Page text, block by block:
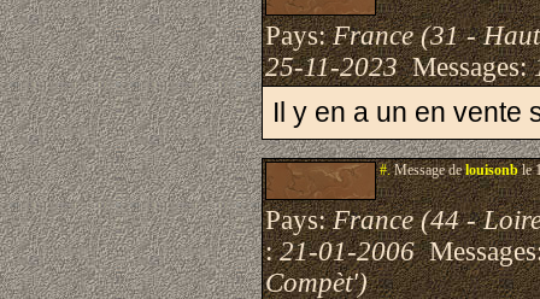
Pays:France (31 -
25-11-2023Messages:
Il y en a un en vente
#.Message delouisonble
Pays:France (44 -
:21-01-2006
Compèt')